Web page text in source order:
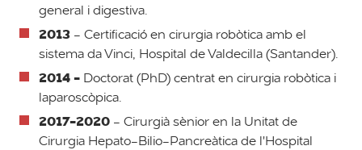
general i digestiva.
2013 - Certificació en cirurgia robòtica amb el
sistema da Vinci, Hospital de Valdecilla (Santander).
2014 - Doctorat (PhD) centrat en cirurgia robòtica i
laparoscòpica.
2017-2020 - Cirurgià sènior en la Unitat de
Cirurgia Hepato-Bilio-Pancreàtica de l'Hospital